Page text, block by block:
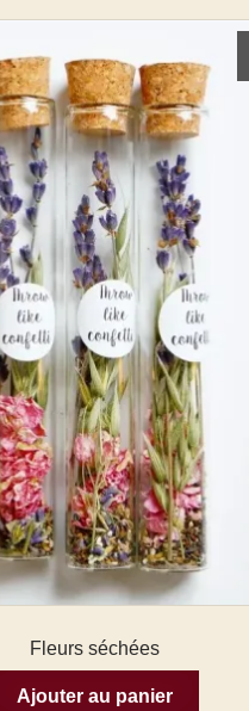
Fleurs séchées
Ajouter au panier